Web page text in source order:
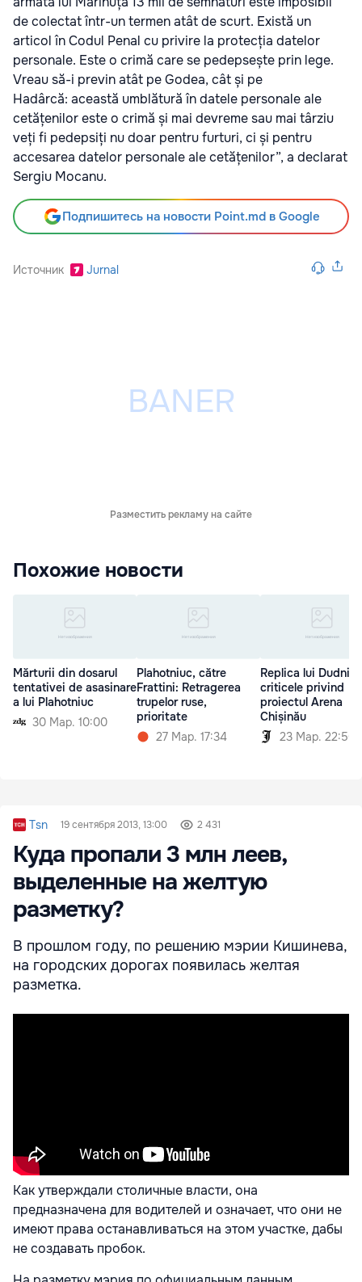
de colectat într-un termen atât de scurt. Există un
articol în Codul Penal cu privire la protecția datelor
personale. Este o crimă care se pedepsește prin lege.
Vreau să-i previn atât pe Godea, cât și pe
Hadârcă: această umblătură în datele personale ale
cetățenilor este o crimă și mai devreme sau mai târziu
veți fi pedepsiți nu doar pentru furturi, ci și pentru
accesarea datelor personale ale cetățenilor”, a declarat
Sergiu Mocanu.
Подпишитесь на новости Point.md в Google
Источник Jurnal
Разместить рекламу на сайте
Похожие новости
Mărturii din dosarul
tentativei de asasinare
a lui Plahotniuc
30 Мар. 10:00
Plahotniuc, către
Frattini: Retragerea
trupelor ruse,
prioritate
27 Мар. 17:34
Replica lui Dudnic
criticele privind
proiectul Arena
Chișinău
23 Мар. 22:50
Tsn 19 сентября 2013, 13:00 2 431
Куда пропали 3 млн леев,
выделенные на желтую
разметку?
В прошлом году, по решению мэрии Кишинева,
на городских дорогах появилась желтая
разметка.
Как утверждали столичные власти, она
предназначена для водителей и означает, что они не
имеют права останавливаться на этом участке, дабы
не создавать пробок.